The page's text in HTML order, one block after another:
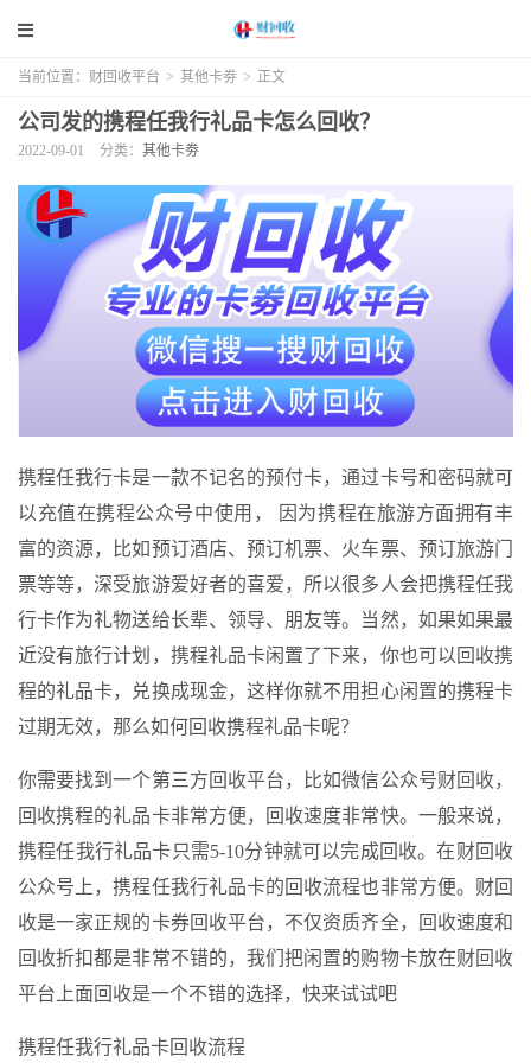
当前位置： 财回收平台 > 其他卡劵 > 正文
公司发的携程任我行礼品卡怎么回收？
2022-09-01 分类： 其他卡劵
携程任我行卡是一款不记名的预付卡，通过卡号和密码就可
以充值在携程公众号中使用， 因为携程在旅游方面拥有丰
富的资源，比如预订酒店、预订机票、火车票、预订旅游门
票等等，深受旅游爱好者的喜爱，所以很多人会把携程任我
行卡作为礼物送给长辈、领导、朋友等。当然，如果如果最
近没有旅行计划，携程礼品卡闲置了下来，你也可以回收携
程的礼品卡，兑换成现金，这样你就不用担心闲置的携程卡
过期无效，那么如何回收携程礼品卡呢？
你需要找到一个第三方回收平台，比如微信公众号财回收，
回收携程的礼品卡非常方便，回收速度非常快。一般来说，
携程任我行礼品卡只需5-10分钟就可以完成回收。在财回收
公众号上，携程任我行礼品卡的回收流程也非常方便。财回
收是一家正规的卡券回收平台，不仅资质齐全，回收速度和
回收折扣都是非常不错的，我们把闲置的购物卡放在财回收
平台上面回收是一个不错的选择，快来试试吧
携程任我行礼品卡回收流程